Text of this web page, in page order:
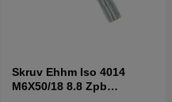
Skruv Ehhm Iso 4014
M6X50/18 8.8 Zpb